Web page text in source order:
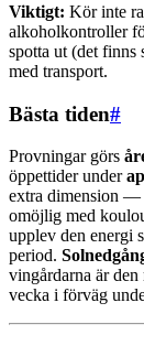
Viktigt: Kör inte
alkoholkontroller
spotta ut (det
med transport.
Bästa tiden#
Provningar görs
öppettider under
extra dimension —
omöjlig med
upplev den energi
period.
vingårdarna är
vecka i förväg